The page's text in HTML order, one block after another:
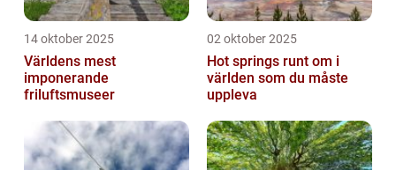
14 oktober 2025
Världens mest
imponerande
friluftsmuseer
02 oktober 2025
Hot springs runt om i
världen som du måste
uppleva